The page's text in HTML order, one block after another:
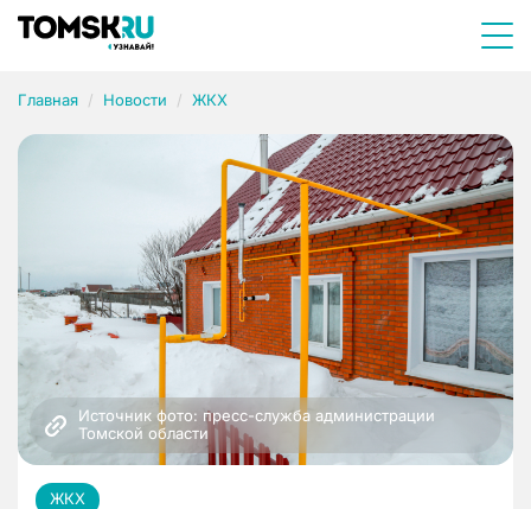
Главная Новости ЖКХ
Источник фото: пресс-служба администрации
Томской области
ЖКХ